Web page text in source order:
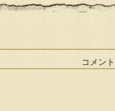
コメント